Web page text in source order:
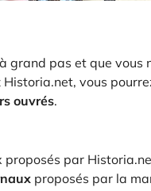
grand pas et que vous
Historia.net, vous
ouvrés.
proposés par
proposés par la